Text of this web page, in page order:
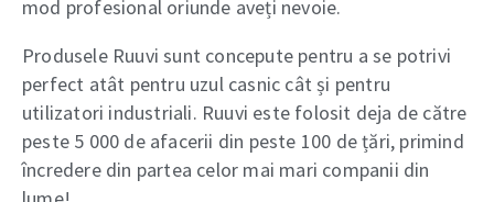
mod profesional oriunde aveți nevoie.
Produsele Ruuvi sunt concepute pentru a se potrivi
perfect atât pentru uzul casnic cât și pentru
utilizatori industriali. Ruuvi este folosit deja de către
peste 5 000 de afacerii din peste 100 de țări, primind
încredere din partea celor mai mari companii din